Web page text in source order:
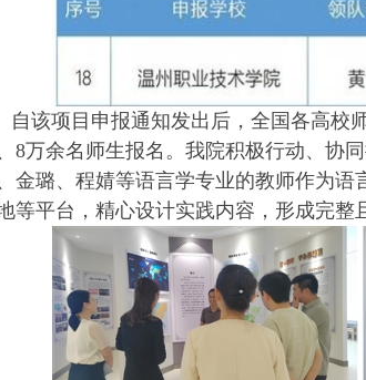
自该项目申报通知发出后，全国各高校
8万余名师生报名。我院积极行动、协
金璐、程婧等语言学专业的教师作为
等平台，精心设计实践内容，形成完整